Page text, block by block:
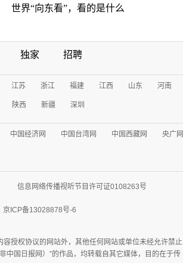
世界“向东看”，看的是什么
独家 招聘
江苏 浙江 福建 江西 山东 河南
陕西 新疆 深圳
中国经济网 中国台湾网 中国西藏网 央广网
信息网络传播视听节目许可证0108263号
京ICP备13028878号-6
授权协议的网站外，其他任何网站或单位未经允许禁止
国日报网）”的作品，均转载自其它媒体，目的在于传